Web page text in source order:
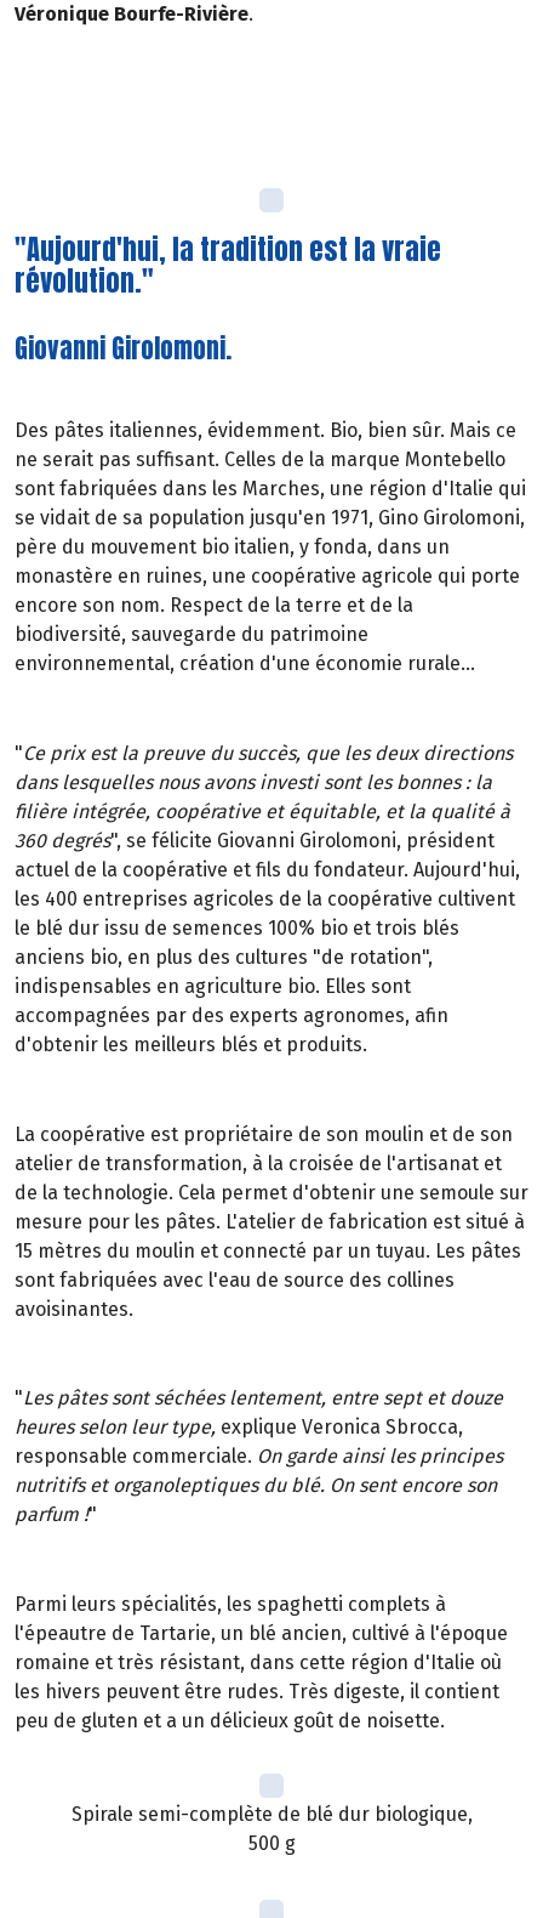
Véronique Bourfe-Rivière.
"Aujourd'hui, la tradition est la vraie
révolution."
Giovanni Girolomoni.
Des pâtes italiennes, évidemment. Bio, bien sûr. Mais ce
ne serait pas suffisant. Celles de la marque Montebello
sont fabriquées dans les Marches, une région d'Italie qui
se vidait de sa population jusqu'en 1971, Gino Girolomoni,
père du mouvement bio italien, y fonda, dans un
monastère en ruines, une coopérative agricole qui porte
encore son nom. Respect de la terre et de la
biodiversité, sauvegarde du patrimoine
environnemental, création d'une économie rurale...
"Ce prix est la preuve du succès, que les deux directions
dans lesquelles nous avons investi sont les bonnes : la
filière intégrée, coopérative et équitable, et la qualité à
360 degrés", se félicite Giovanni Girolomoni, président
actuel de la coopérative et fils du fondateur. Aujourd'hui,
les 400 entreprises agricoles de la coopérative cultivent
le blé dur issu de semences 100% bio et trois blés
anciens bio, en plus des cultures "de rotation",
indispensables en agriculture bio. Elles sont
accompagnées par des experts agronomes, afin
d'obtenir les meilleurs blés et produits.
La coopérative est propriétaire de son moulin et de son
atelier de transformation, à la croisée de l'artisanat et
de la technologie. Cela permet d'obtenir une semoule sur
mesure pour les pâtes. L'atelier de fabrication est situé à
15 mètres du moulin et connecté par un tuyau. Les pâtes
sont fabriquées avec l'eau de source des collines
avoisinantes.
"Les pâtes sont séchées lentement, entre sept et douze
heures selon leur type, explique Veronica Sbrocca,
responsable commerciale. On garde ainsi les principes
nutritifs et organoleptiques du blé. On sent encore son
parfum !"
Parmi leurs spécialités, les spaghetti complets à
l'épeautre de Tartarie, un blé ancien, cultivé à l'époque
romaine et très résistant, dans cette région d'Italie où
les hivers peuvent être rudes. Très digeste, il contient
peu de gluten et a un délicieux goût de noisette.
Spirale semi-complète de blé dur biologique,
500 g